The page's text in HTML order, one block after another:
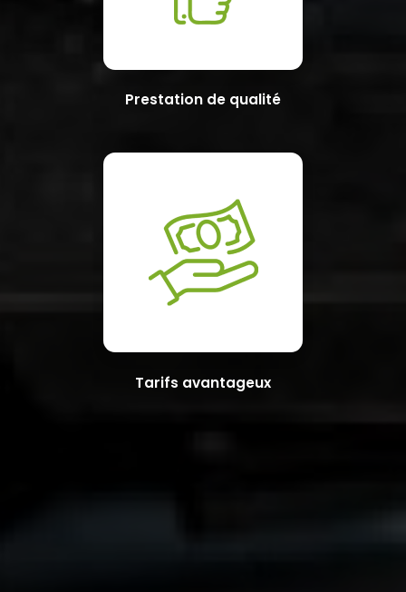
Prestation de qualité
Tarifs avantageux